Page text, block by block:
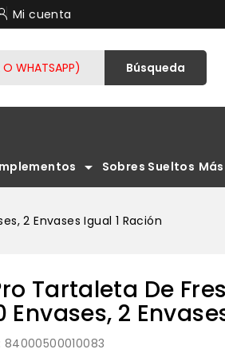
Mi cuenta
Búsqueda
arrow_drop_down Sobres Sueltos Más
2 Envases Igual 1 Ración
Tartaleta De
Envases, 2
: 84000500010083